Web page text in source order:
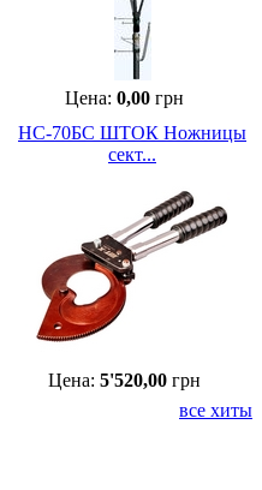
Цена: 0,00 грн
НС-70БС ШТОК Ножницы
сект...
Цена: 5'520,00 грн
все хиты